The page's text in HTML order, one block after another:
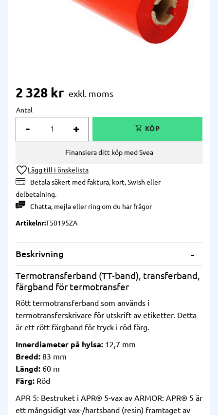
2 328 kr
Antal
+
-
Lägg till i önskelista
Betala säkert med faktura, kort, Swish eller
delbetalning.
Chatta, mejlaellerring om du har frågor
Finansiera ditt köp med Svea
ArtikelnrT50195ZA
Beskrivning
Termotransferband (TT-band), transferband,
färgband för termotransfer
Rött termotransferband som används i
termotransferskrivare för utskrift av etiketter. Detta
är ett rött färgband för tryck i röd färg.
Innerdiameter på hylsa: 12,7 mm
Bredd: 83 mm
Längd: 60 m
Färg: Röd
APR 5: Bestruket i APR® 5-vax av ARMOR: APR® 5 är
ett mångsidigt vax-/hartsband (resin) framtaget av